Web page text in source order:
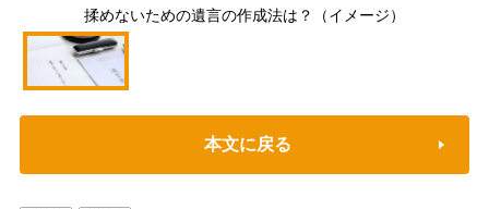
揉めないための遺言の作成法は？（イメージ）
本文に戻る